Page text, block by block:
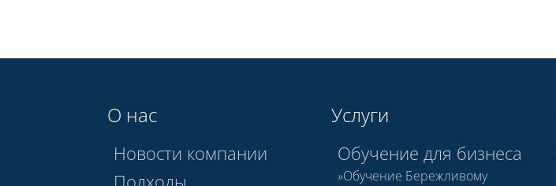
О нас
Новости компании
Услуги
Обучение для бизнеса
Обучение Бережливому